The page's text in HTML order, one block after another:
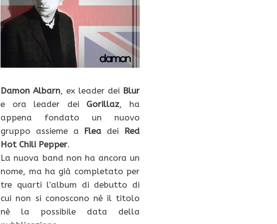
Damon Albarn, ex leader dei Blur
e ora leader dei Gorillaz, ha
appena fondato un nuovo
gruppo assieme a Flea dei
Red
Hot Chili Pepper.
La nuova band non ha ancora un
nome, ma ha già completato per
tre quarti l’album di debutto di
cui non si conoscono nè il titolo
nè la possibile data della